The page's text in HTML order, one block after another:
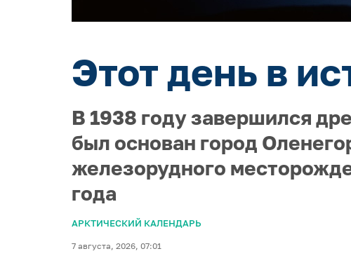
Этот день в
В 1938 году завершился
был основан город
железорудного
года
АРКТИЧЕСКИЙ КАЛЕНДАРЬ
7 августа, 2026, 07:01